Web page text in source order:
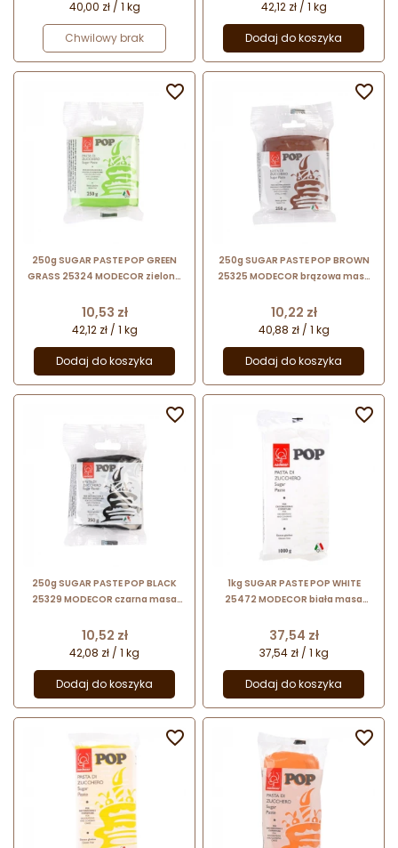
40,00 zł / 1 kg
Chwilowy brak
42,12 zł / 1 kg
Dodaj do koszyka
250g SUGAR PASTE POP GREEN
GRASS 25324 MODECOR zielona
Cena
10,53 zł
42,12 zł / 1 kg
Dodaj do koszyka

250g SUGAR PASTE POP BROWN
25325 MODECOR brązowa masa
Cena
10,22 zł
40,88 zł / 1 kg
Dodaj do koszyka

250g SUGAR PASTE POP BLACK
25329 MODECOR czarna masa
Cena
10,52 zł
42,08 zł / 1 kg
Dodaj do koszyka

1kg SUGAR PASTE POP WHITE
25472 MODECOR biała masa
Cena
37,54 zł
37,54 zł / 1 kg
Dodaj do koszyka

 